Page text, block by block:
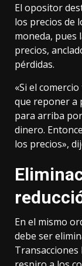
El opositor
los precios de
moneda, pues
precios,
pérdidas.
«Si el
que reponer a
para arriba
dinero.
los precios»,
En el mismo
debe ser
Transacciones